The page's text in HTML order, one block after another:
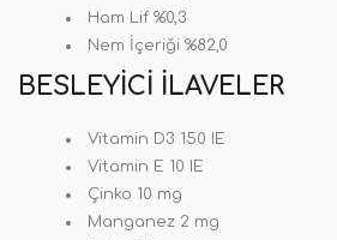
Ham Lif %0,3
Nem İçeriği %82,0
BESLEYICI İLAVELER
Vitamin D3 150 IE
Vitamin E 10 IE
Çinko 10 mg
Manganez 2 mg